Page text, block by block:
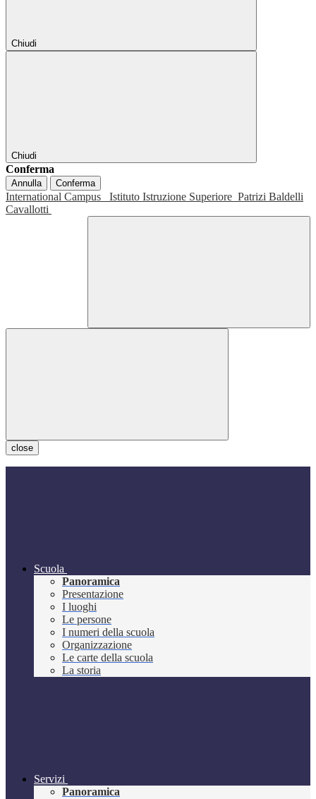
Chiudi
Chiudi
Conferma
Annulla Conferma
International Campus Istituto Istruzione Superiore Patrizi Baldelli
Cavallotti
close
Scuola
Panoramica
Presentazione
I luoghi
Le persone
I numeri della scuola
Organizzazione
Le carte della scuola
La storia
Servizi
Panoramica